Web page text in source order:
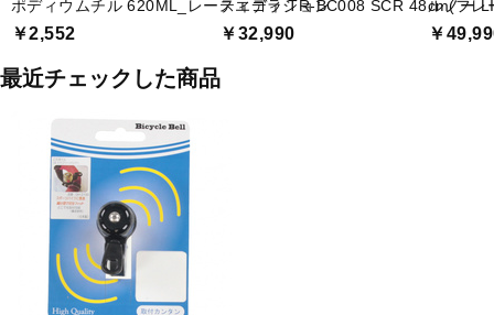
ポディウムチル 620ML_レースエディション
￥2,552
ティゴラ TR-BC008 SCR 48cm(フレ
￥32,990
ルノー
￥
最近チェックした商品